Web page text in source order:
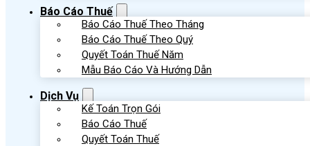
Báo Cáo Thuế
Báo Cáo Thuế Theo Tháng
Báo Cáo Thuế Theo Quý
Quyết Toán Thuế Năm
Mẫu Báo Cáo Và Hướng Dẫn
Dịch Vụ
Kế Toán Trọn Gói
Báo Cáo Thuế
Quyết Toán Thuế